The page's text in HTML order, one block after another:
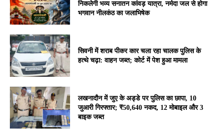
निकलेगी भव्य सनातन कांवड़ यात्रा, नर्मदा जल से होगा
भगवान नीलकंठ का जलाभिषेक
सिवनी में शराब पीकर कार चला रहा चालक पुलिस के
हत्थे चढ़ा: वाहन जब्त; कोर्ट में पेश हुआ मामला
लखनादौन में जुए के अड्डे पर पुलिस का छापा, 10
जुआरी गिरफ्तार; ₹50,640 नकद, 12 मोबाइल और 3
बाइक जब्त